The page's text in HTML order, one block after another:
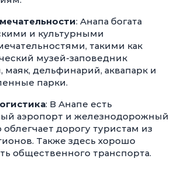
: Анапа богата
и культурными
такими как
музей-заповедник
маяк, дельфинарий, аквапарк и
парки.
: В Анапе есть
аэропорт и железнодорожный
облегчает дорогу туристам из
Также здесь хорошо
общественного транспорта.